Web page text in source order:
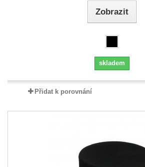
Zobrazit
skladem
Přidat k porovnání